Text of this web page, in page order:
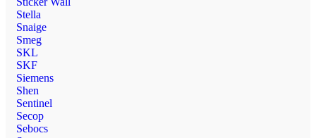
Stella
Snaige
Smeg
SKL
SKF
Siemens
Shen
Sentinel
Secop
Sebocs